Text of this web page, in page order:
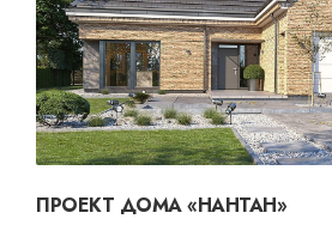
ПРОЕКТ ДОМА «НАНТАН»